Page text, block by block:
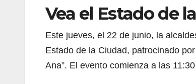
Vea el Estado de
Este jueves, el 22 de junio, la
Estado de la Ciudad, patrocinado
Ana”. El evento comienza a las